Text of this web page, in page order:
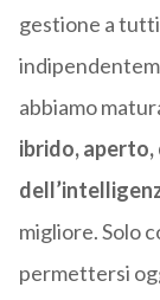
gestione a
abbiamo
ibrido,
migliore. Solo
permettersi